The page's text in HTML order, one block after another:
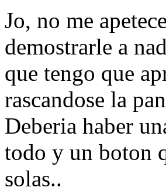
Jo, no me
demostrarle a
que tengo que
rascandose la
Deberia haber
todo y un boton
solas..